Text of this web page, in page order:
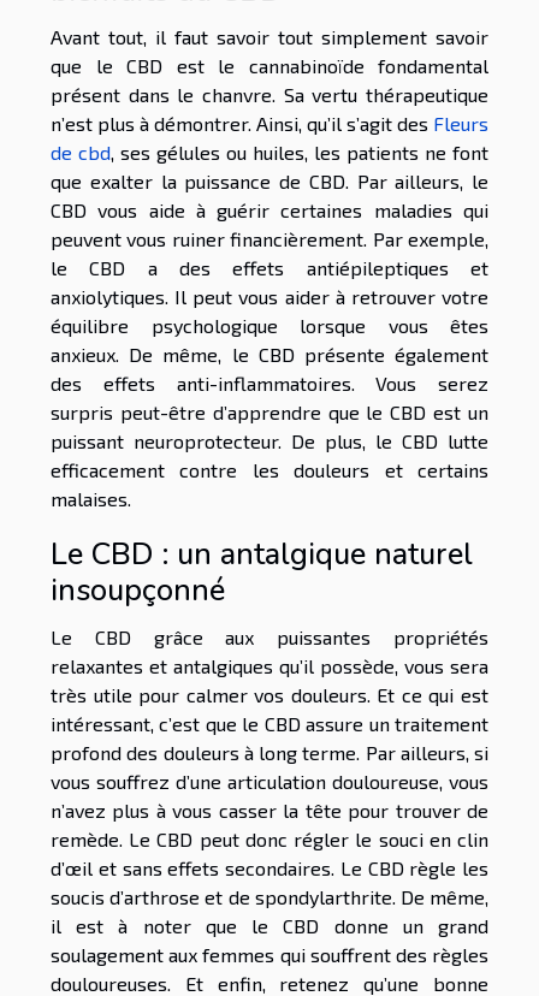
Avant tout, il faut savoir tout simplement savoir
que le CBD est le cannabinoïde fondamental
présent dans le chanvre. Sa vertu thérapeutique
n’est plus à démontrer. Ainsi, qu’il s’agit des Fleurs
de cbd , ses gélules ou huiles, les patients ne font
que exalter la puissance de CBD. Par ailleurs, le
CBD vous aide à guérir certaines maladies qui
peuvent vous ruiner financièrement. Par exemple,
le CBD a des effets antiépileptiques et
anxiolytiques. Il peut vous aider à retrouver votre
équilibre psychologique lorsque vous êtes
anxieux. De même, le CBD présente également
des effets anti-inflammatoires. Vous serez
surpris peut-être d’apprendre que le CBD est un
puissant neuroprotecteur. De plus, le CBD lutte
efficacement contre les douleurs et certains
malaises.
Le CBD : un antalgique naturel
insoupçonné
Le CBD grâce aux puissantes propriétés
relaxantes et antalgiques qu’il possède, vous sera
très utile pour calmer vos douleurs. Et ce qui est
intéressant, c’est que le CBD assure un traitement
profond des douleurs à long terme. Par ailleurs, si
vous souffrez d’une articulation douloureuse, vous
n’avez plus à vous casser la tête pour trouver de
remède. Le CBD peut donc régler le souci en clin
d’œil et sans effets secondaires. Le CBD règle les
soucis d’arthrose et de spondylarthrite. De même,
il est à noter que le CBD donne un grand
soulagement aux femmes qui souffrent des règles
douloureuses. Et enfin, retenez qu’une bonne